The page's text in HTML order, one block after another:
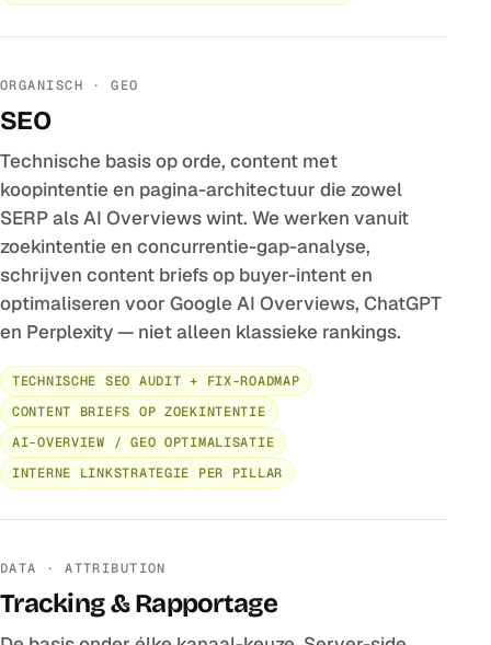
ORGANISCH · GEO
SEO
Technische basis op orde, content met
koopintentie en pagina-architectuur die zowel
SERP als AI Overviews wint. We werken vanuit
zoekintentie en concurrentie-gap-analyse,
schrijven content briefs op buyer-intent en
optimaliseren voor Google AI Overviews, ChatGPT
en Perplexity — niet alleen klassieke rankings.
TECHNISCHE SEO AUDIT + FIX-ROADMAP
CONTENT BRIEFS OP ZOEKINTENTIE
AI-OVERVIEW / GEO OPTIMALISATIE
INTERNE LINKSTRATEGIE PER PILLAR
DATA · ATTRIBUTION
Tracking & Rapportage